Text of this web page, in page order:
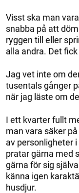
Visst ska man
snabba på att
ryggen till eller
alla andra. Det
Jag vet inte om
tusentals gånger
när jag läste om
I ett kvarter fullt
man vara säker
av personligheter
pratar gärna med
gärna för sig
känna igen
husdjur.